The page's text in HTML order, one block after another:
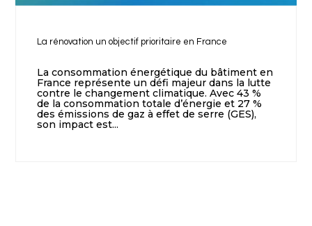
La rénovation un objectif prioritaire en France
La consommation énergétique du bâtiment en
France représente un défi majeur dans la lutte
contre le changement climatique. Avec 43 %
de la consommation totale d’énergie et 27 %
des émissions de gaz à effet de serre (GES),
son impact est...